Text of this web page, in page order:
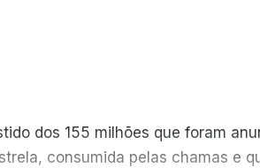
dos 155 milhões que foram
consumida pelas chamas e